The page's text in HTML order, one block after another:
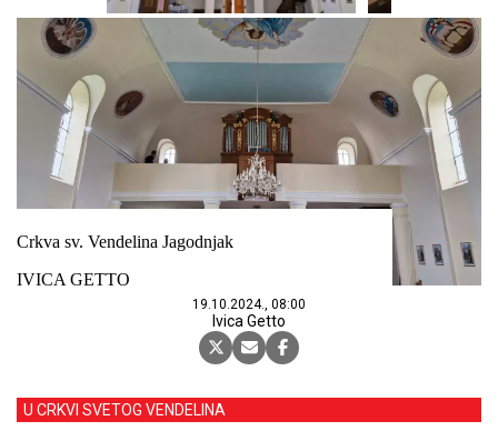
Crkva sv. Vendelina Jagodnjak
IVICA GETTO
19.10.2024., 08:00
Ivica Getto
U CRKVI SVETOG VENDELINA